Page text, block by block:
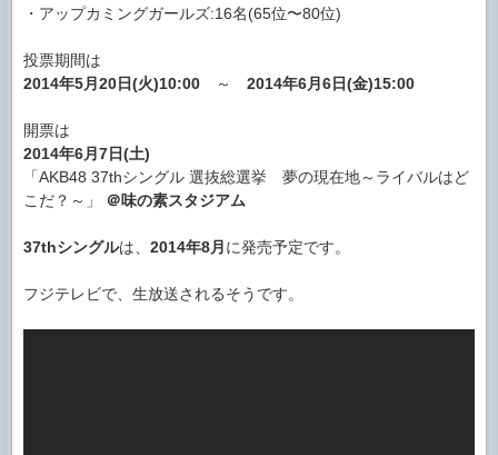
・アップカミングガールズ:16名(65位〜80位)
投票期間は
2014年5月20日(火)10:00 ～ 2014年6月6日(金)15:00
開票は
2014年6月7日(土)
「AKB48 37thシングル 選抜総選挙 夢の現在地～ライバルはど
こだ？～」
＠味の素スタジアム
37thシングルは、 2014年8月 に発売予定です。
フジテレビで、生放送されるそうです。